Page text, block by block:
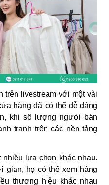
trên livestream với một vài
hàng đã có thể dễ dàng
khi số lượng người bán
tranh trên các nền tảng
nhiều lựa chọn khác nhau.
gian, họ có thể xem hàng
thương hiệu khác nhau